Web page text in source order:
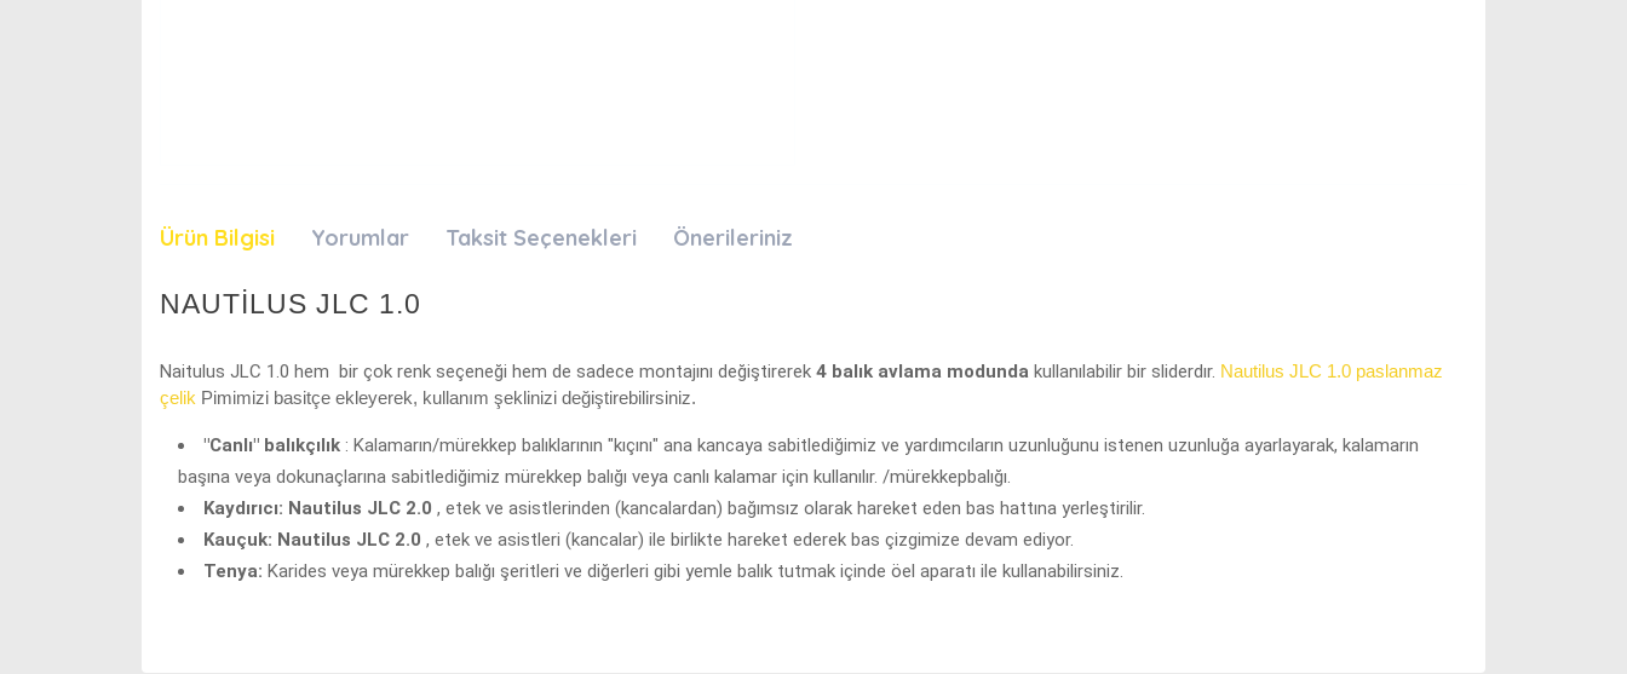
Ürün Bilgisi Yorumlar Taksit Seçenekleri Önerileriniz
NAUTİLUS JLC 1.0
Naitulus JLC 1.0 hem bir çok renk seçeneği hem de sadece montajını değiştirerek 4 balık avlama modunda kullanılabilir bir sliderdır. Nautilus JLC 1.0 paslanmaz
çelik Pimimizi basitçe ekleyerek, kullanım şeklinizi değiştirebilirsiniz.
"Canlı" balıkçılık : Kalamarın/mürekkep balıklarının "kıçını" ana kancaya sabitlediğimiz ve yardımcıların uzunluğunu istenen uzunluğa ayarlayarak, kalamarın
başına veya dokunaçlarına sabitlediğimiz mürekkep balığı veya canlı kalamar için kullanılır. /mürekkepbalığı.
Kaydırıcı: Nautilus JLC 2.0 , etek ve asistlerinden (kancalardan) bağımsız olarak hareket eden bas hattına yerleştirilir.
Kauçuk: Nautilus JLC 2.0 , etek ve asistleri (kancalar) ile birlikte hareket ederek bas çizgimize devam ediyor.
Tenya: Karides veya mürekkep balığı şeritleri ve diğerleri gibi yemle balık tutmak içinde öel aparatı ile kullanabilirsiniz.